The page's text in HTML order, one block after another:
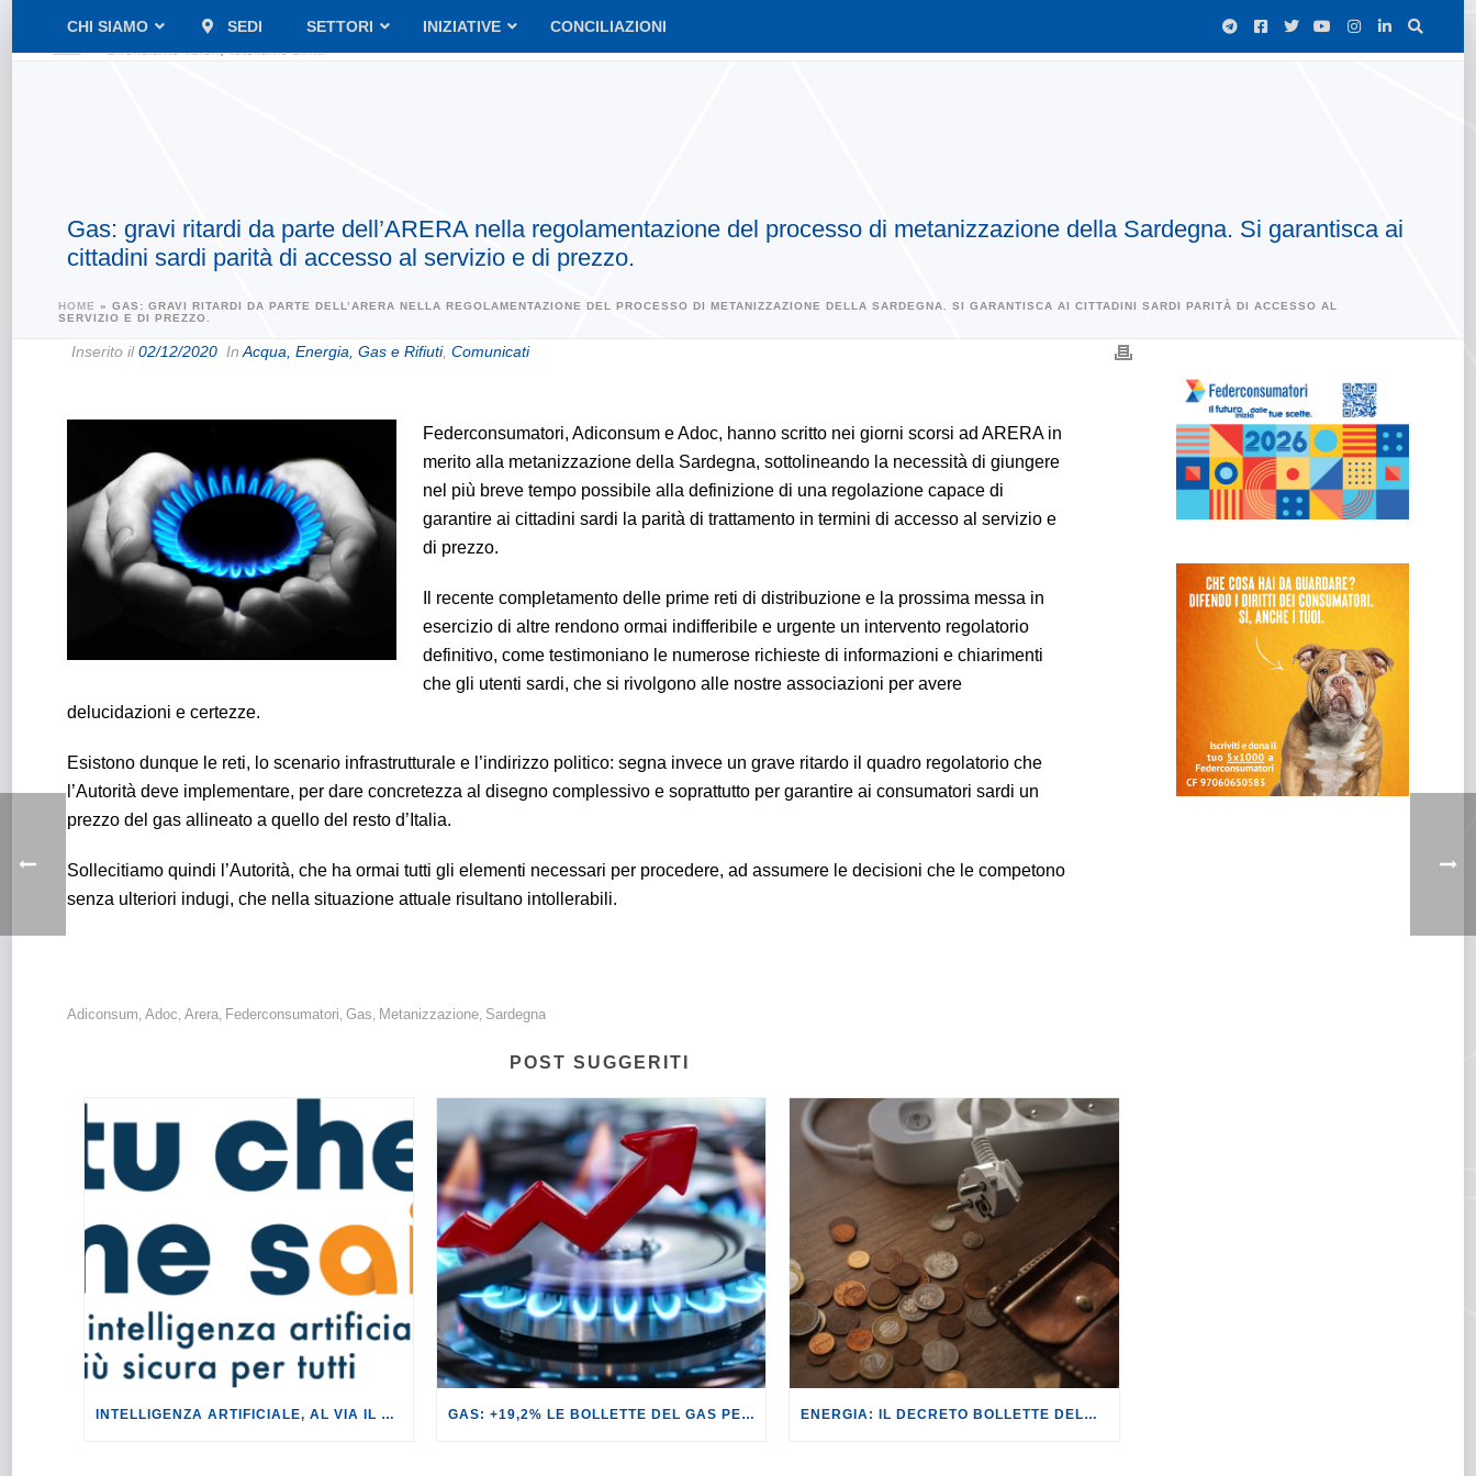
CHI SIAMO SEDI SETTORI INIZIATIVE CONCILIAZIONI
Gas: gravi ritardi da parte dell’ARERA nella regolamentazione del processo di metanizzazione della Sardegna. Si garantisca ai
cittadini sardi parità di accesso al servizio e di prezzo.
HOME » GAS: GRAVI RITARDI DA PARTE DELL’ARERA NELLA REGOLAMENTAZIONE DEL PROCESSO DI METANIZZAZIONE DELLA SARDEGNA. SI GARANTISCA AI CITTADINI SARDI PARITÀ DI ACCESSO AL
SERVIZIO E DI PREZZO.
Inserito il02/12/2020 In Acqua, Energia, Gas e Rifiuti, Comunicati
Federconsumatori, Adiconsum e Adoc, hanno scritto nei giorni scorsi ad ARERA in
merito alla metanizzazione della Sardegna, sottolineando la necessità di giungere
nel più breve tempo possibile alla definizione di una regolazione capace di
garantire ai cittadini sardi la parità di trattamento in termini di accesso al servizio e
di prezzo.
Il recente completamento delle prime reti di distribuzione e la prossima messa in
esercizio di altre rendono ormai indifferibile e urgente un intervento regolatorio
definitivo, come testimoniano le numerose richieste di informazioni e chiarimenti
che gli utenti sardi, che si rivolgono alle nostre associazioni per avere
delucidazioni e certezze.
Esistono dunque le reti, lo scenario infrastrutturale e l’indirizzo politico: segna invece un grave ritardo il quadro regolatorio che
l’Autorità deve implementare, per dare concretezza al disegno complessivo e soprattutto per garantire ai consumatori sardi un
prezzo del gas allineato a quello del resto d’Italia.
Sollecitiamo quindi l’Autorità, che ha ormai tutti gli elementi necessari per procedere, ad assumere le decisioni che le competono
senza ulteriori indugi, che nella situazione attuale risultano intollerabili.
Adiconsum, Adoc, Arera, Federconsumatori, Gas, Metanizzazione, Sardegna
POST SUGGERITI
INTELLIGENZA ARTIFICIALE, AL VIA IL TOUR DI EVENTI DEL PROGETTO TU CHE NE SAI? GAS: +19,2% LE BOLLETTE DEL GAS PER I CLIENTI IN SERVIZIO DI VULNERABILITÀ. ENERGIA: IL DECRETO BOLLETTE DELUDE I CITTADINI, ANCHE NELLA SUA CONVERSIONE IN LEGGE.